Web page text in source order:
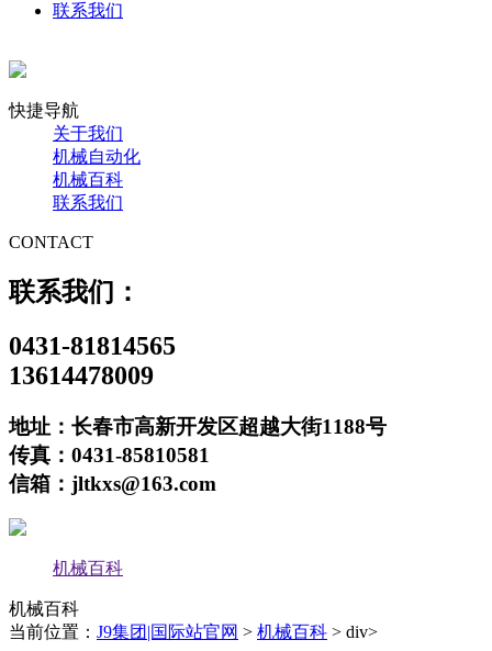
联系我们
快捷导航
关于我们
机械自动化
机械百科
联系我们
CONTACT
联系我们：
0431-81814565
13614478009
地址：长春市高新开发区超越大街1188号
传真：0431-85810581
信箱：jltkxs@163.com
机械百科
机械百科
当前位置： J9集团|国际站官网 > 机械百科 > div>